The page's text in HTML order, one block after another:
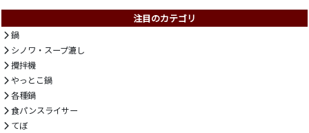
注目のカテゴリ
鍋
シノワ・スープ漉し
攪拌機
やっとこ鍋
各種鍋
食パンスライサー
てぼ